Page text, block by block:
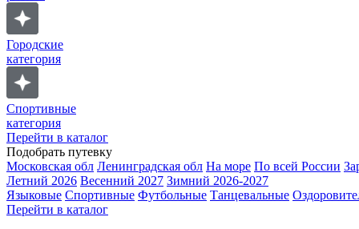
Городские
категория
Спортивные
категория
Перейти в каталог
Подобрать путевку
Московская обл Ленинградская обл На море По всей России
Летний 2026 Весенний 2027 Зимний 2026-2027
Языковые Спортивные Футбольные Танцевальные
Перейти в каталог